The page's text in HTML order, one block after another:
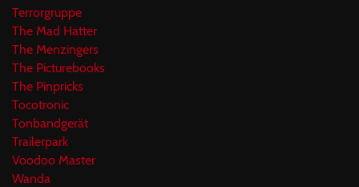
Terrorgruppe
The Mad Hatter
The Menzingers
The Picturebooks
The Pinpricks
Tocotronic
Tonbandgerät
Trailerpark
Voodoo Master
Wanda